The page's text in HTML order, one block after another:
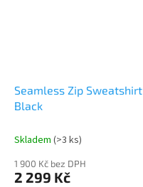
Seamless Zip Sweatshirt
Black
Skladem (>3 ks)
1 900 Kč bez DPH
2 299 Kč